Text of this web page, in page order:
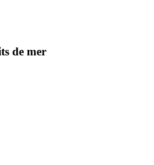
de mer